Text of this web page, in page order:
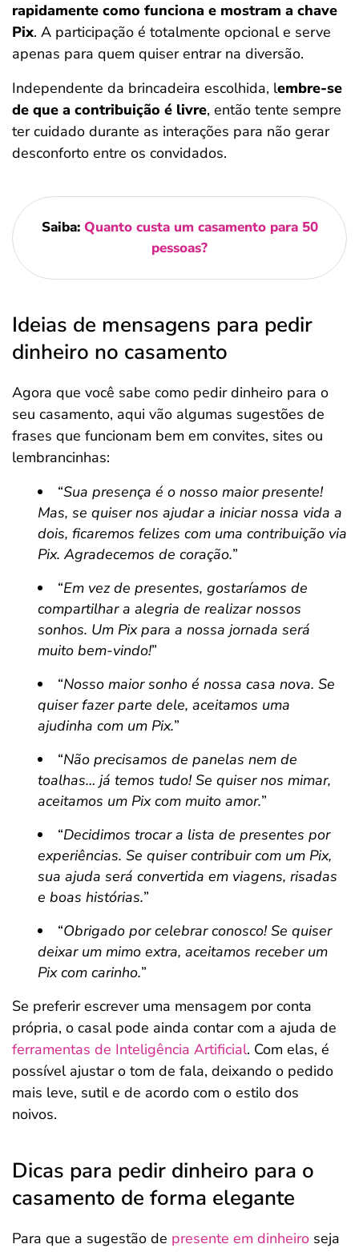
rapidamente como funciona e mostram a chave
Pix. A participação é totalmente opcional e serve
apenas para quem quiser entrar na diversão.
Independente da brincadeira escolhida, lembre-se
de que a contribuição é livre, então tente sempre
ter cuidado durante as interações para não gerar
desconforto entre os convidados.
Saiba: Quanto custa um casamento para 50
pessoas?
Ideias de mensagens para pedir
dinheiro no casamento
Agora que você sabe como pedir dinheiro para o
seu casamento, aqui vão algumas sugestões de
frases que funcionam bem em convites, sites ou
lembrancinhas:
“Sua presença é o nosso maior presente!
Mas, se quiser nos ajudar a iniciar nossa vida a
dois, ficaremos felizes com uma contribuição via
Pix. Agradecemos de coração.”
“Em vez de presentes, gostaríamos de
compartilhar a alegria de realizar nossos
sonhos. Um Pix para a nossa jornada será
muito bem-vindo!”
“Nosso maior sonho é nossa casa nova. Se
quiser fazer parte dele, aceitamos uma
ajudinha com um Pix.”
“Não precisamos de panelas nem de
toalhas… já temos tudo! Se quiser nos mimar,
aceitamos um Pix com muito amor.”
“Decidimos trocar a lista de presentes por
experiências. Se quiser contribuir com um Pix,
sua ajuda será convertida em viagens, risadas
e boas histórias.”
“Obrigado por celebrar conosco! Se quiser
deixar um mimo extra, aceitamos receber um
Pix com carinho.”
Se preferir escrever uma mensagem por conta
própria, o casal pode ainda contar com a ajuda de
ferramentas de Inteligência Artificial. Com elas, é
possível ajustar o tom de fala, deixando o pedido
mais leve, sutil e de acordo com o estilo dos
noivos.
Dicas para pedir dinheiro para o
casamento de forma elegante
Para que a sugestão de presente em dinheiro seja